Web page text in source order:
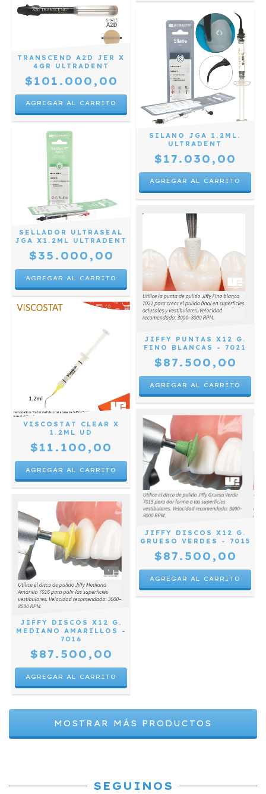
TRANSCEND A2D JER X
4GR ULTRADENT
$101.000,00
SELLADOR ULTRASEAL
JGA X1.2ML ULTRADENT
$35.000,00
SILANO JGA 1.2ML.
ULTRADENT
$17.030,00
VISCOSTAT CLEAR X
1.2ML UD
$11.100,00
JIFFY PUNTAS X12 G.
FINO BLANCAS - 7021
$87.500,00
JIFFY DISCOS X12 G.
MEDIANO AMARILLOS -
7016
$87.500,00
JIFFY DISCOS X12 G.
GRUESO VERDES - 7015
$87.500,00
MOSTRAR MÁS PRODUCTOS
SEGUINOS